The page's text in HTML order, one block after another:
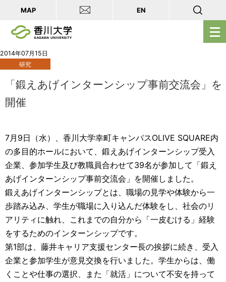
メ
ニ
を
MAP EN
2014年07月15日
研究
「鍛えあげインターンシップ事前交流会」を
開催
7月9日（水）、香川大学幸町キャンパスOLIVE SQUARE内
の多目的ホールにおいて、鍛えあげインターンシップ受入
企業、参加学生及び教職員合わせて39名が参加して「鍛え
あげインターンシップ事前交流会」を開催しました。
鍛えあげインターンシップとは、職場の見学や体験から一
歩踏み込み、学生が職場に入り込んだ体験をし、社会のリ
アリティに触れ、これまでの自分から「一皮むける」経験
をするためのインターンシップです。
第1部は、藤井キャリア支援センター長の挨拶に続き、受入
企業と参加学生が意見交換を行いました。学生からは、働
くことや仕事の選択、また「就活」について不安を持って